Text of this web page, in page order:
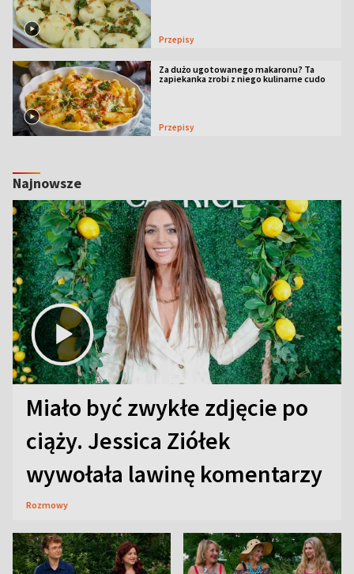
Przepisy
Za dużo ugotowanego makaronu? Ta
zapiekanka zrobi z niego kulinarne cudo
Przepisy
Najnowsze
Miało być zwykłe zdjęcie po
ciąży. Jessica Ziółek
wywołała lawinę komentarzy
Rozmowy